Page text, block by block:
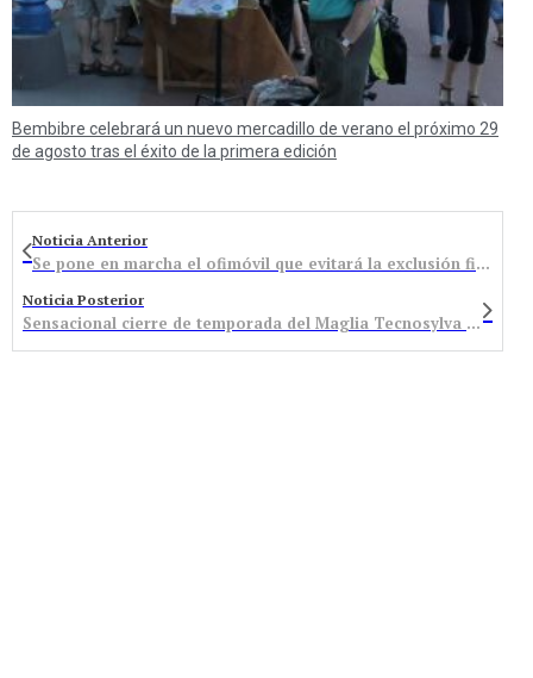
Bembibre celebrará un nuevo mercadillo de verano el próximo 29
de agosto tras el éxito de la primera edición
Noticia Anterior
Se pone en marcha el ofimóvil que evitará la exclusión financiera en Castropodame, Folgoso, Igüeña y Noceda
Noticia Posterior
Sensacional cierre de temporada del Maglia Tecnosylva Bembibre Cycling Team en la Vuelta Hispania